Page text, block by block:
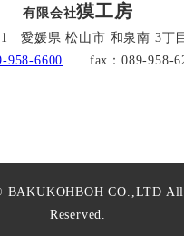
有限会社獏工房
愛媛県 松山市 和泉南 3丁
958-6600 fax：089-958-
CO.,LTD All
Reserved.